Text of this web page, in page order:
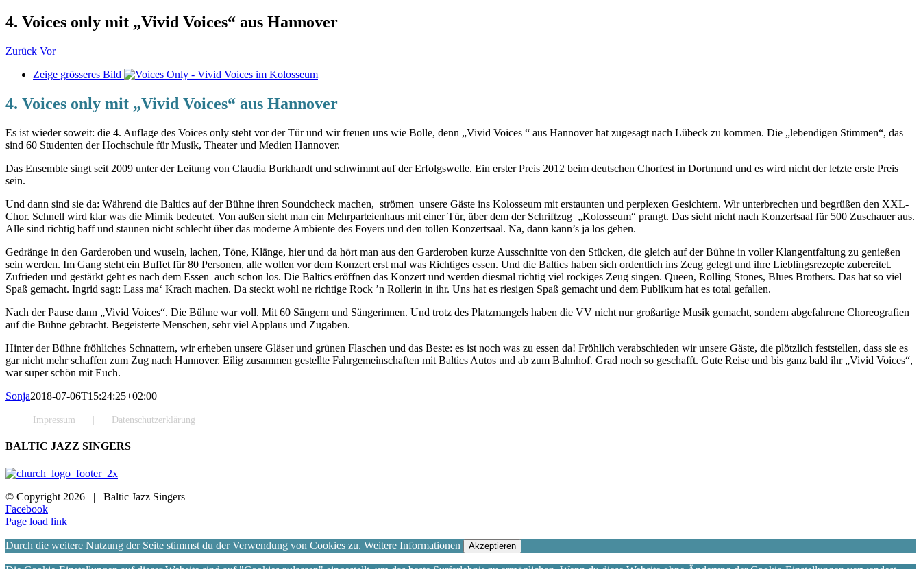
4. Voices only mit „Vivid Voices“ aus Hannover
Zurück Vor
Zeige grösseres Bild
4. Voices only mit „Vivid Voices“ aus Hannover
Es ist wieder soweit: die 4. Auflage des Voices only steht vor der Tür und wir freuen uns wie Bolle, denn „Vivid Voices “ aus Hannover hat zugesagt nach Lübeck zu kommen. Die „lebendigen Stimmen“, das
sind 60 Studenten der Hochschule für Musik, Theater und Medien Hannover.
Das Ensemble singt seit 2009 unter der Leitung von Claudia Burkhardt und schwimmt auf der Erfolgswelle. Ein erster Preis 2012 beim deutschen Chorfest in Dortmund und es wird nicht der letzte erste Preis
sein.
Und dann sind sie da: Während die Baltics auf der Bühne ihren Soundcheck machen, strömen unsere Gäste ins Kolosseum mit erstaunten und perplexen Gesichtern. Wir unterbrechen und begrüßen den XXL-
Chor. Schnell wird klar was die Mimik bedeutet. Von außen sieht man ein Mehrparteienhaus mit einer Tür, über dem der Schriftzug „Kolosseum“ prangt. Das sieht nicht nach Konzertsaal für 500 Zuschauer aus.
Alle sind richtig baff und staunen nicht schlecht über das moderne Ambiente des Foyers und den tollen Konzertsaal. Na, dann kann’s ja los gehen.
Gedränge in den Garderoben und wuseln, lachen, Töne, Klänge, hier und da hört man aus den Garderoben kurze Ausschnitte von den Stücken, die gleich auf der Bühne in voller Klangentfaltung zu genießen
sein werden. Im Gang steht ein Buffet für 80 Personen, alle wollen vor dem Konzert erst mal was Richtiges essen. Und die Baltics haben sich ordentlich ins Zeug gelegt und ihre Lieblingsrezepte zubereitet.
Zufrieden und gestärkt geht es nach dem Essen auch schon los. Die Baltics eröffnen das Konzert und werden diesmal richtig viel rockiges Zeug singen. Queen, Rolling Stones, Blues Brothers. Das hat so viel
Spaß gemacht. Ingrid sagt: Lass ma‘ Krach machen. Da steckt wohl ne richtige Rock ’n Rollerin in ihr. Uns hat es riesigen Spaß gemacht und dem Publikum hat es total gefallen.
Nach der Pause dann „Vivid Voices“. Die Bühne war voll. Mit 60 Sängern und Sängerinnen. Und trotz des Platzmangels haben die VV nicht nur großartige Musik gemacht, sondern abgefahrene Choreografien
auf die Bühne gebracht. Begeisterte Menschen, sehr viel Applaus und Zugaben.
Hinter der Bühne fröhliches Schnattern, wir erheben unsere Gläser und grünen Flaschen und das Beste: es ist noch was zu essen da! Fröhlich verabschieden wir unsere Gäste, die plötzlich feststellen, dass sie es
gar nicht mehr schaffen zum Zug nach Hannover. Eilig zusammen gestellte Fahrgemeinschaften mit Baltics Autos und ab zum Bahnhof. Grad noch so geschafft. Gute Reise und bis ganz bald ihr „Vivid Voices“,
war super schön mit Euch.
Sonja2018-07-06T15:24:25+02:00
Impressum Datenschutzerklärung
BALTIC JAZZ SINGERS
© Copyright 2026 | Baltic Jazz Singers
Facebook
Page load link
Durch die weitere Nutzung der Seite stimmst du der Verwendung von Cookies zu. Weitere Informationen Akzeptieren